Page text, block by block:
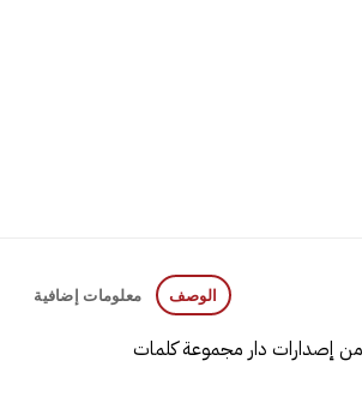
الوصف معلومات إضافية
إصدارات دار مجموعة كلمات